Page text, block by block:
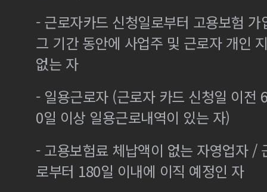
- 근로자카드 신청일로부터 고용보험
그 기간 동안에 사업주 및 근로자 개인
없는 자
- 일용근로자 (근로자 카드 신청일 이전
0일 이상 일용근로내역이 있는 자)
- 고용보험료 체납액이 없는 자영업자 /
로부터 180일 이내에 이직 예정인 자